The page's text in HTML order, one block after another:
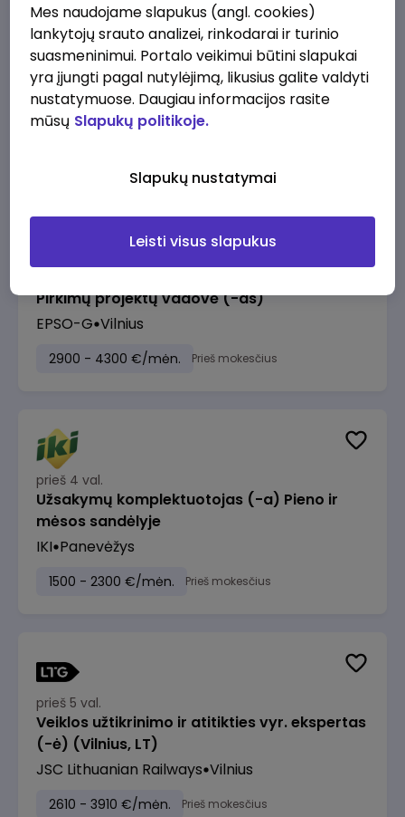
prieš 3 val.
IT sprendimų architektas (-ė) (Vilnius, LT)
JSC Lithuanian Railways
Pirkimų projektų vadovė (-as)
EPSO-G Vilnius
2900 - 4300 €/mėn. Prieš mokesčius
prieš 4 val.
Užsakymų komplektuotojas (-a) Pieno ir
mėsos sandėlyje
IKI Panevėžys
1500 - 2300 €/mėn. Prieš mokesčius
prieš 5 val.
Veiklos užtikrinimo ir atitikties vyr. ekspertas
(-ė) (Vilnius, LT)
JSC Lithuanian Railways Vilnius
2610 - 3910 €/mėn. Prieš mokesčius
Mes naudojame slapukus (angl. cookies)
lankytojų srauto analizei, rinkodarai ir turinio
suasmeninimui. Portalo veikimui būtini slapukai
yra įjungti pagal nutylėjimą, likusius galite valdyti
nustatymuose. Daugiau informacijos rasite
mūsų Slapukų politikoje.
Slapukų nustatymai
Leisti visus slapukus